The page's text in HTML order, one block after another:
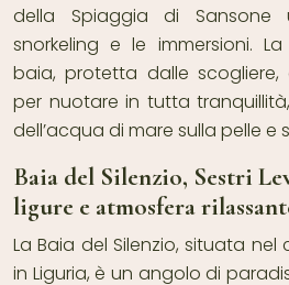
della Spiaggia di
snorkeling e le immersioni.
baia, protetta dalle scogliere,
per nuotare in tutta
dell’acqua di mare sulla pelle e
Baia del Silenzio, Sestri
ligure e atmosfera
La Baia del Silenzio, situata nel
in Liguria, è un angolo di